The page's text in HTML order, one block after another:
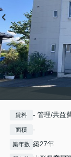
賃料 - 管理/共益
面積 -
築年数 築27年